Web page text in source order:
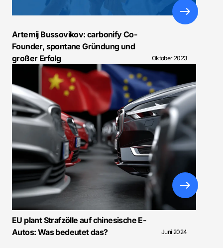
Artemij Bussovikov: carbonify Co-
Founder, spontane Gründung und
großer Erfolg
Oktober 2023
EU plant Strafzölle auf chinesische E-
Autos: Was bedeutet das?
Juni 2024